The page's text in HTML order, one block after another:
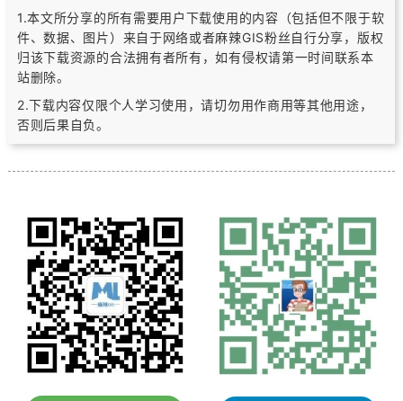
1.本文所分享的所有需要用户下载使用的内容（包括但不限于软
件、数据、图片） 来自于网络或者麻辣GIS粉丝自行分享，版权
归该下载资源的合法拥有者所有，如有侵权请第一时间联系本
站删除。
2.下载内容仅限个人学习使用，请切勿用作商用等其他用途，
否则后果自负。